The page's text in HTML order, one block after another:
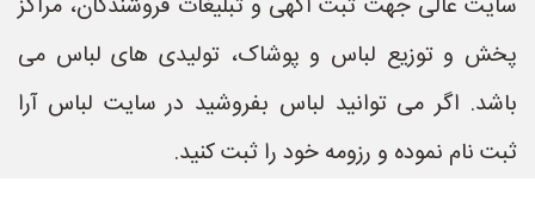
سایت عالی جهت ثبت آگهی و تبلیغات فروشندگان، مراکز
پخش و توزیع لباس و پوشاک، تولیدی های لباس می
باشد. اگر می توانید لباس بفروشید در سایت لباس آرا
ثبت نام نموده و رزومه خود را ثبت کنید.